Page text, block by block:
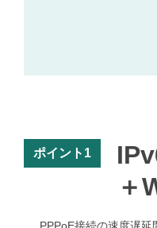
ポイント1
＋